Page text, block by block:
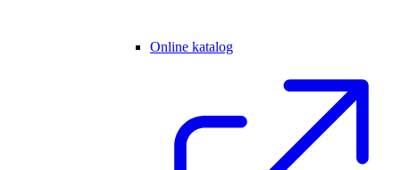
Online katalog